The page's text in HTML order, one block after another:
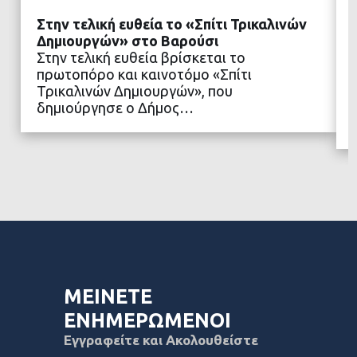
ΔΙΑΒΑΣΤΕ ΠΕΡΙΣΣΟΤΕΡΑ
Στην τελική ευθεία το «Σπίτι Τρικαλινών
Δημιουργών» στο Βαρούσι
Στην τελική ευθεία βρίσκεται το
πρωτοπόρο και καινοτόμο «Σπίτι
Τρικαλινών Δημιουργών», που
δημιούργησε ο Δήμος…
ΜΕΙΝΕΤΕ
ΕΝΗΜΕΡΩΜΕΝΟΙ
Εγγραφείτε και Ακολουθείστε